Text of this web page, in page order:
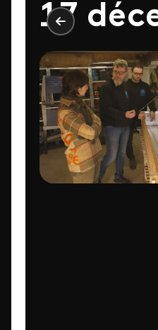
17